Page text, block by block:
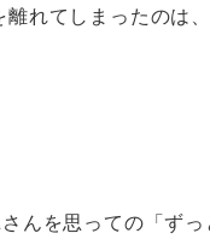
離れてしまったのは
んを思っての「ず